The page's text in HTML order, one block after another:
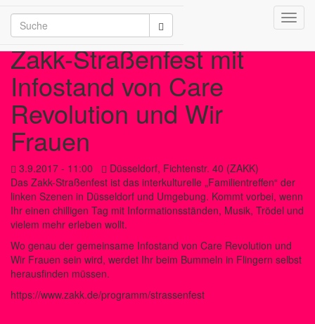
/2026
Zakk-Straßenfest mit
Infostand von Care
Revolution und Wir
Frauen
3.9.2017 - 11:00
Düsseldorf, Fichtenstr. 40 (ZAKK)
Das Zakk-Straßenfest ist das interkulturelle „Familientreffen“ der
linken Szenen in Düsseldorf und Umgebung. Kommt vorbei, wenn
Ihr einen chilligen Tag mit Informationsständen, Musik, Trödel und
vielem mehr erleben wollt.
Wo genau der gemeinsame Infostand von Care Revolution und
Wir Frauen sein wird, werdet Ihr beim Bummeln in Flingern selbst
herausfinden müssen.
https://www.zakk.de/programm/strassenfest